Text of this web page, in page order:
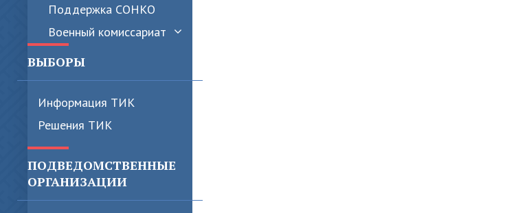
Поддержка СОНКО
Военный комиссариат
ВЫБОРЫ
Информация ТИК
Решения ТИК
ПОДВЕДОМСТВЕННЫЕ
ОРГАНИЗАЦИИ